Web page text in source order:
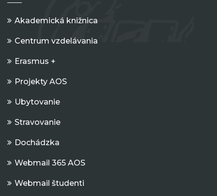
Akademická knižnica
Centrum vzdelávania
Erasmus +
Projekty AOS
Ubytovanie
Stravovanie
Dochádzka
Webmail 365 AOS
Webmail študenti